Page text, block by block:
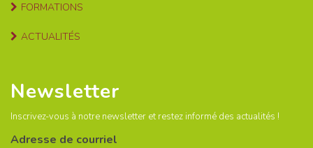
FORMATIONS
ACTUALITÉS
Newsletter
Inscrivez-vous à notre newsletter et restez informé des actualités !
Adresse de courriel